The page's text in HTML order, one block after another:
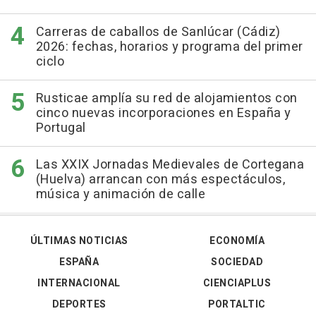
Carreras de caballos de Sanlúcar (Cádiz)
2026: fechas, horarios y programa del primer
ciclo
Rusticae amplía su red de alojamientos con
cinco nuevas incorporaciones en España y
Portugal
Las XXIX Jornadas Medievales de Cortegana
(Huelva) arrancan con más espectáculos,
música y animación de calle
ÚLTIMAS NOTICIAS
ESPAÑA
INTERNACIONAL
DEPORTES
ECONOMÍA
SOCIEDAD
CIENCIAPLUS
PORTALTIC